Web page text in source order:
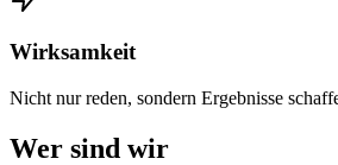
Wirksamkeit
Nicht nur reden, sondern Ergebnisse
Wer sind wir